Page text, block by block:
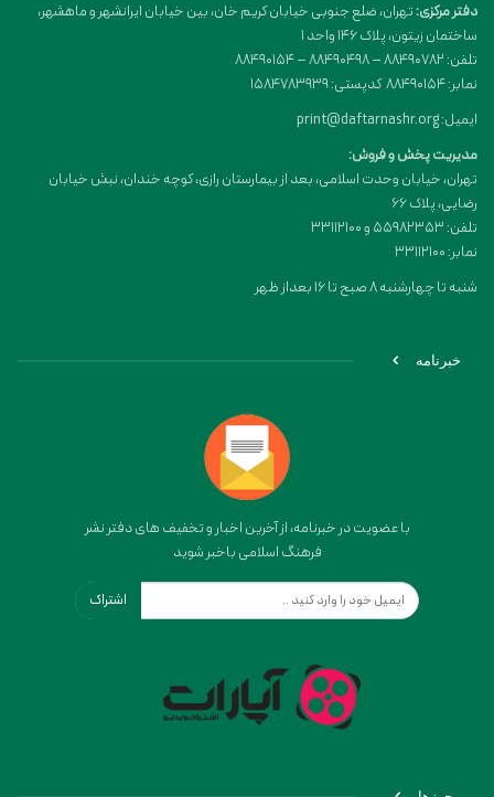
دفتر مرکزی:تهران، ضلع جنوبی خیابان کریم خان، بین خیابان ایرانشهر و ماهشهر،
ساختمان زیتون، پلاک 146 واحد 1
تلفن: 88490782 – 88490498 – 88490154
نمابر: 88490154 کدپستی: 1584783939
ایمیل: print@daftarnashr.org
مدیریت پخش و فروش:
تهران، خیابان وحدت اسلامی، بعد از بیمارستان رازی، کوچه خندان، نبش خیابان
رضایی، پلاک ۶۶
تلفن: 55982353 و 33112100
نمابر: 33112100
شنبه تا چهارشنبه 8 صبح تا 16 بعداز ظهر
خبرنامه
با عضویت در خبرنامه، از آخرین اخبار و تخفیف های دفتر نشر
فرهنگ اسلامی باخبر شوید
اشتراک